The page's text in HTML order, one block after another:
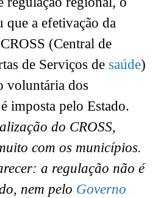
que a efetivação da
(Central de
de Serviços de saúde)
voluntária dos
imposta pelo Estado.
do CROSS,
com os municípios.
a regulação não é
nem pelo Governo